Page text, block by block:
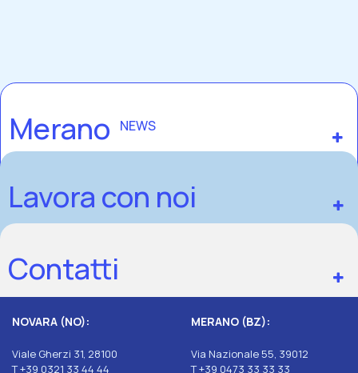
NEWS
Merano
Lavora con noi
Contatti
NOVARA (NO):
Viale Gherzi 31, 28100
T +39 0321 33 44 44
MERANO (BZ):
Via Nazionale 55, 39012
T +39 0473 33 33 33